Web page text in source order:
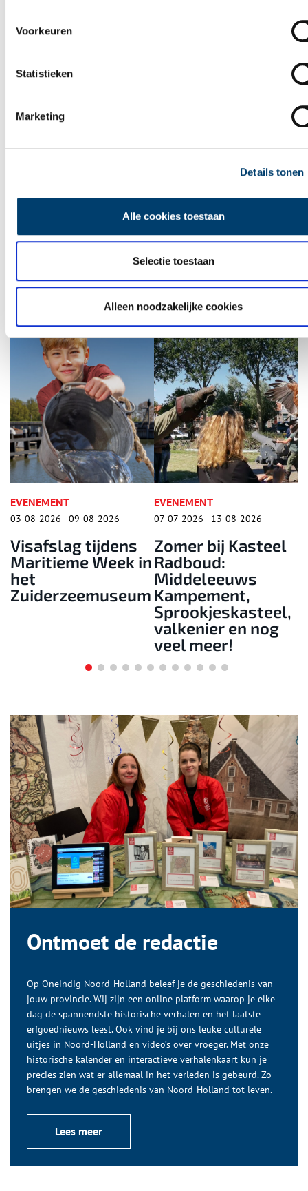
Voorkeuren
Statistieken
Marketing
Details tonen
Alle cookies toestaan
Selectie toestaan
Alleen noodzakelijke cookies
Leuke uitjes in Noord-Holland
09-08-2026
tijdens
Week in
07-07-2026 - 13-08-2026
Zomer bij Kasteel
Radboud:
Middeleeuws
Kampement,
Sprookjeskasteel,
valkenier en nog
veel meer!
15-08-2026 -
Ontmoet de redactie
Op Oneindig Noord-Holland beleef je de geschiedenis van
jouw provincie. Wij zijn een online platform waarop je elke
dag de spannendste historische verhalen en het laatste
erfgoednieuws leest. Ook vind je bij ons leuke culturele
uitjes in Noord-Holland en video’s over vroeger. Met onze
historische kalender en interactieve verhalenkaart kun je
precies zien wat er allemaal in het verleden is gebeurd. Zo
brengen we de geschiedenis van Noord-Holland tot leven.
Lees meer